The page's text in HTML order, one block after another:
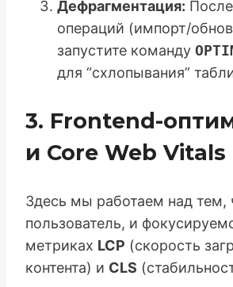
Дефрагментация:
операций (импорт/
запустите команду
для “схлопывания”
3. Frontend-
и Core Web Vitals
Здесь мы работаем над тем,
пользователь, и
метриках LCP (скорость
контента) и CLS